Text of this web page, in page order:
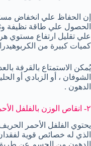
إن الحفاظ علي انخفاض
الحصول علي طاقة نظيفة
علي تقليل ارتفاع مستوي
كميات كبيرة من
يُمكن الاستمتاع بالقرفة
الشوفان ، أو الزبادي أو
الدهون .
٢- انقاص الوزن بالفلفل الأحمر الحريف :
يحتوي الفلفل الأحمر
الذي له خصائص قوية